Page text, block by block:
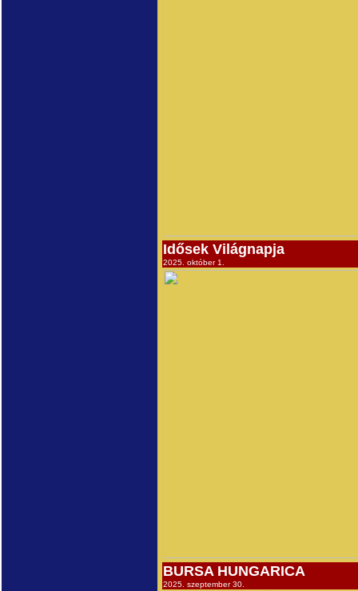
Idősek Világnapja
2025. október 1.
BURSA HUNGARICA
2025. szeptember 30.